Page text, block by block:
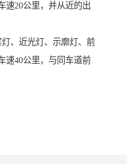
速20公里，并从近的出
、近光灯、示廓灯、前
速40公里，与同车道前